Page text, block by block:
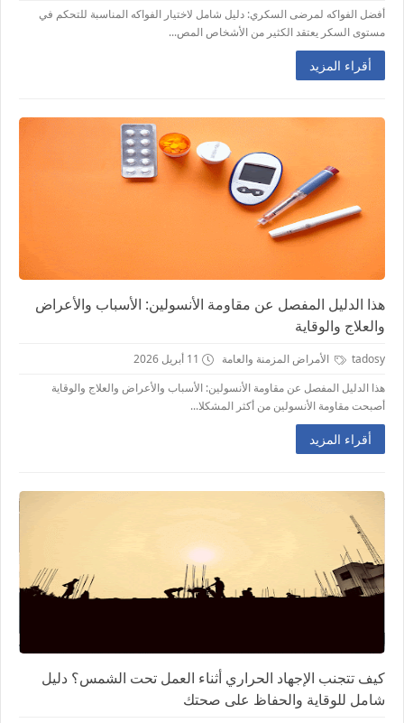
أفضل الفواكه لمرضى السكري: دليل شامل لاختيار الفواكه المناسبة للتحكم في
مستوى السكر يعتقد الكثير من الأشخاص المص...
أقراء المزيد
هذا الدليل المفصل عن مقاومة الأنسولين: الأسباب والأعراض
والعلاج والوقاية
tadosy الأمراض المزمنة والعامة
11 أبريل 2026
هذا الدليل المفصل عن مقاومة الأنسولين: الأسباب والأعراض والعلاج والوقاية
أصبحت مقاومة الأنسولين من أكثر المشكلا...
أقراء المزيد
كيف تتجنب الإجهاد الحراري أثناء العمل تحت الشمس؟ دليل
شامل للوقاية والحفاظ على صحتك